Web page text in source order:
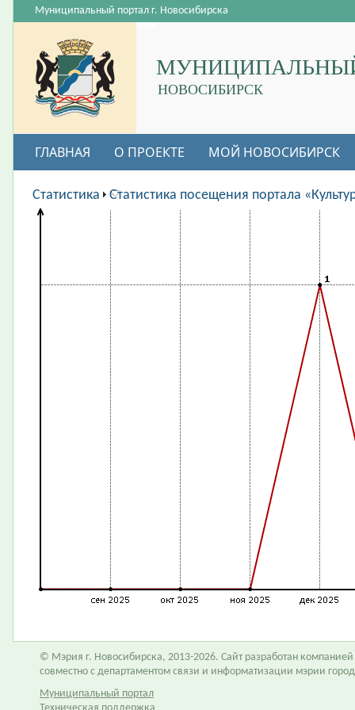
НОВОСИБИРСК
Муниципальный портал г. Новосибирска
ГЛАВНАЯ О ПРОЕКТЕ МОЙ НОВОСИБИРСК
ВАКАНСИИ
Статистика Статистика посещения портала
© Мэрия г. Новосибирска, 2013-2026. Сайт разработан компанией
совместно с департаментом связи и информатизации мэрии
Муниципальный портал